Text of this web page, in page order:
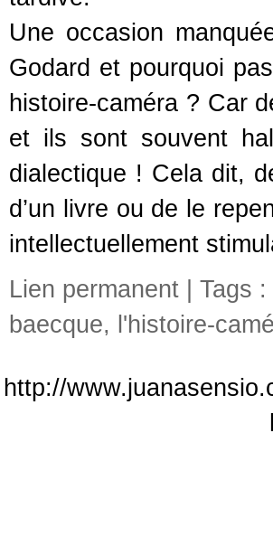
Une occasion
Godard et pourquoi
histoire-caméra ? Car
et ils sont souvent
dialectique ! Cela dit,
d’un livre ou de le
intellectuellement
Lien permanent | Tags :
baecque, l'histoire-
http://